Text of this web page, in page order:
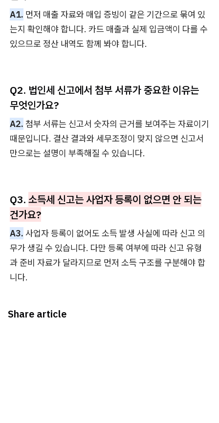
A1. 먼저 매출 자료와 매입 증빙이 같은 기간으로 묶여 있
는지 확인해야 합니다. 카드 매출과 실제 입금액이 다를 수
있으므로 정산 내역도 함께 봐야 합니다.
Q2. 법인세 신고에서 첨부 서류가 중요한 이유는
무엇인가요?
A2. 첨부 서류는 신고서 숫자의 근거를 보여주는 자료이기
때문입니다. 결산 결과와 세무조정이 맞지 않으면 신고서
만으로는 설명이 부족해질 수 있습니다.
Q3. 소득세 신고는 사업자 등록이 없으면 안 되는
건가요?
A3. 사업자 등록이 없어도 소득 발생 사실에 따라 신고 의
무가 생길 수 있습니다. 다만 등록 여부에 따라 신고 유형
과 준비 자료가 달라지므로 먼저 소득 구조를 구분해야 합
니다.
Share article